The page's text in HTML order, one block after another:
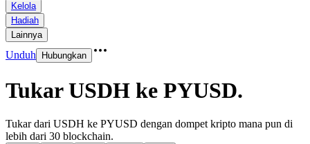
Kelola
Hadiah
Lainnya
Unduh Hubungkan
Tukar USDH ke PYUSD.
Tukar dari USDH ke PYUSD dengan dompet kripto mana pun di
lebih dari 30 blockchain.